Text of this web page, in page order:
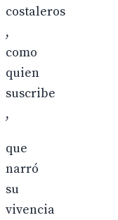
costaleros
,
como
quien
suscribe
,
que
narró
su
vivencia